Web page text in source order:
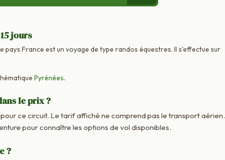
jours
pays France est un voyage de type randos équestres. Il s'effectue sur
Pyrénées.
le prix ?
pour ce circuit. Le tarif affiché ne comprend pas le transport aérien.
pour connaître les options de vol disponibles.
?